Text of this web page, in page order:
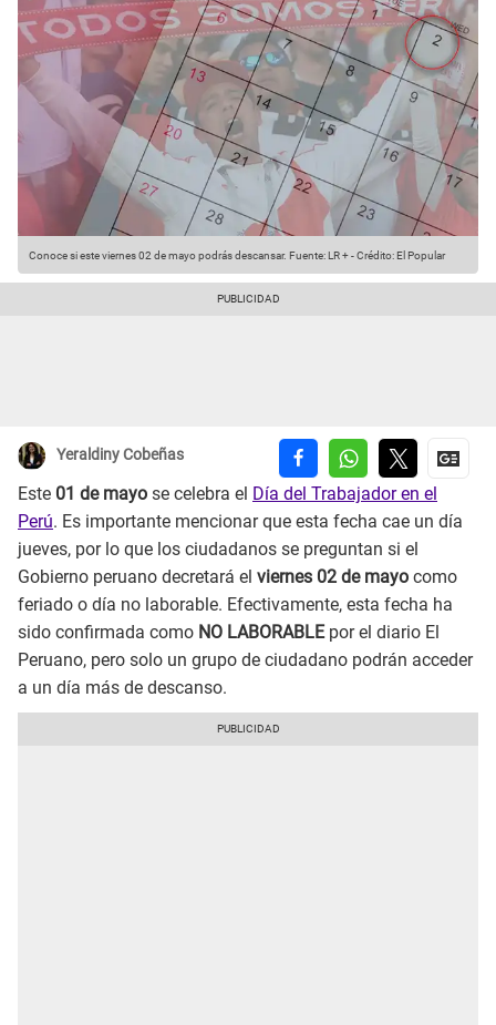
Conoce si este viernes 02 de mayo podrás descansar. Fuente: LR +-Crédito: El Popular
Yeraldiny Cobeñas
Este 01 de mayo se celebra el Día del Trabajador en el
Perú. Es importante mencionar que esta fecha cae un día
jueves, por lo que los ciudadanos se preguntan si el
Gobierno peruano decretará el viernes 02 de mayo como
feriado o día no laborable. Efectivamente, esta fecha ha
sido confirmada como NO LABORABLEpor el diario El
Peruano, pero solo un grupo de ciudadano podrán acceder
a un día más de descanso.